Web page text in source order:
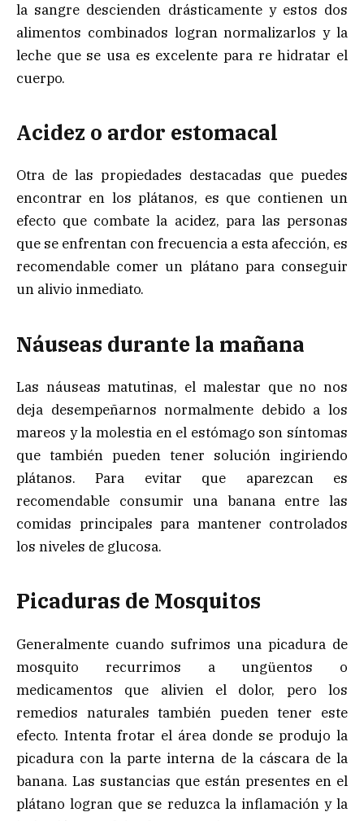
la sangre descienden drásticamente y estos dos
alimentos combinados logran normalizarlos y la
leche que se usa es excelente para re hidratar el
cuerpo.
Acidez o ardor estomacal
Otra de las propiedades destacadas que puedes
encontrar en los plátanos, es que contienen un
efecto que combate la acidez, para las personas
que se enfrentan con frecuencia a esta afección, es
recomendable comer un plátano para conseguir
un alivio inmediato.
Náuseas durante la mañana
Las náuseas matutinas, el malestar que no nos
deja desempeñarnos normalmente debido a los
mareos y la molestia en el estómago son síntomas
que también pueden tener solución ingiriendo
plátanos. Para evitar que aparezcan es
recomendable consumir una banana entre las
comidas principales para mantener controlados
los niveles de glucosa.
Picaduras de Mosquitos
Generalmente cuando sufrimos una picadura de
mosquito recurrimos a ungüentos o
medicamentos que alivien el dolor, pero los
remedios naturales también pueden tener este
efecto. Intenta frotar el área donde se produjo la
picadura con la parte interna de la cáscara de la
banana. Las sustancias que están presentes en el
plátano logran que se reduzca la inflamación y la